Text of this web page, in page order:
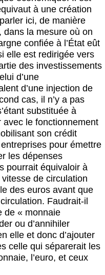
à une création
ici, de manière
dans la mesure où on
confiée à l’État eût
elle est redirigée vers
des investissements
d’une
d’une injection de
cas, il n’y a pas
substituée à
avec le fonctionnement
son crédit
pour émettre
les dépenses
pourrait équivaloir à
de circulation
des euros avant que
Faudrait-il
de « monnaie
ou d’annihiler
elle et donc d’ajouter
celle qui séparerait les
l’euro, et ceux